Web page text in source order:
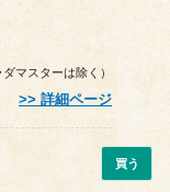
マスターは除く）
詳細ページ
買う